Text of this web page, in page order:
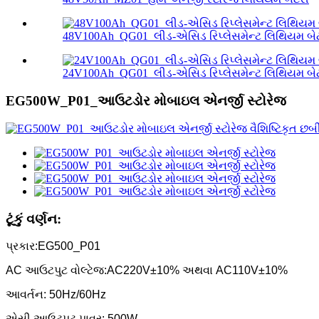
48V100Ah_QG01_લીડ-એસિડ રિપ્લેસમેન્ટ લિથિયમ
24V100Ah_QG01_લીડ-એસિડ રિપ્લેસમેન્ટ લિથિયમ
EG500W_P01_આઉટડોર મોબાઇલ એનર્જી સ્ટોરેજ
ટૂંકું વર્ણન:
પ્રકાર:EG500_P01
AC આઉટપુટ વોલ્ટેજ:AC220V±10% અથવા AC110V±10%
આવર્તન: 50Hz/60Hz